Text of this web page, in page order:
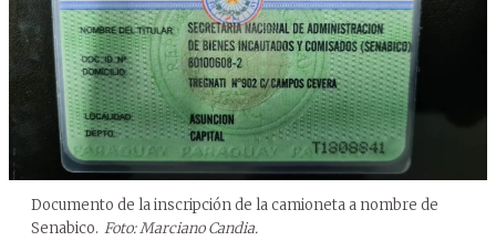
Documento de la inscripción de la camioneta a nombre de
Senabico. Foto: Marciano Candia.